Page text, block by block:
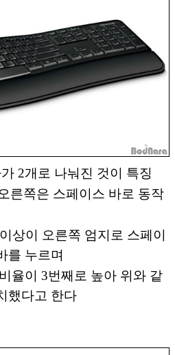
2개로 나눠진 것이 특징
른쪽은 스페이스 바로 동작
상이 오른쪽 엄지로 스페이
를 누르며
율이 3번째로 높아 위와 같
했다고 한다